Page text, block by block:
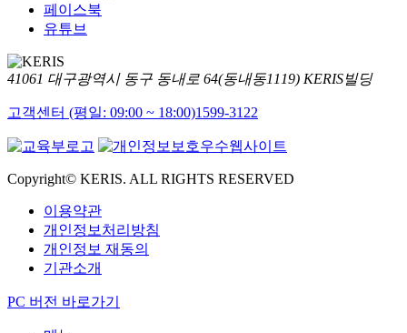
페이스북
유튜브
41061 대구광역시 동구 동내로 64(동내동1119) KERIS빌딩
고객센터 (평일: 09:00 ~ 18:00)1599-3122
Copyright© KERIS. ALL RIGHTS RESERVED
이용약관
개인정보처리방침
개인정보 재동의
기관소개
PC 버전 바로가기